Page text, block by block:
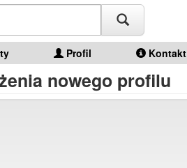
Profil Kontakt
nowego profilu